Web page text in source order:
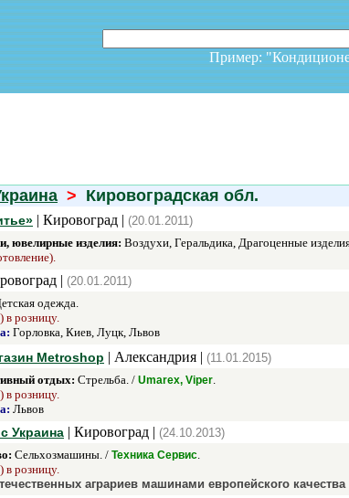
Пример:
> Кировоградская обл.
| Кировоград | (20.01.2011)
ювелирные изделия: Воздухи, Геральдика, Драгоценные
| (20.01.2011)
одежда.
в розницу.
Горловка, Киев, Луцк, Львов
Metroshop | Александрия | (11.01.2015)
отдых: Стрельба. / Umarex, Viper.
в розницу.
Львов
Украина | Кировоград | (24.10.2013)
Сельхозмашины. / Техника Сервис.
в розницу.
аграриев машинами европейского